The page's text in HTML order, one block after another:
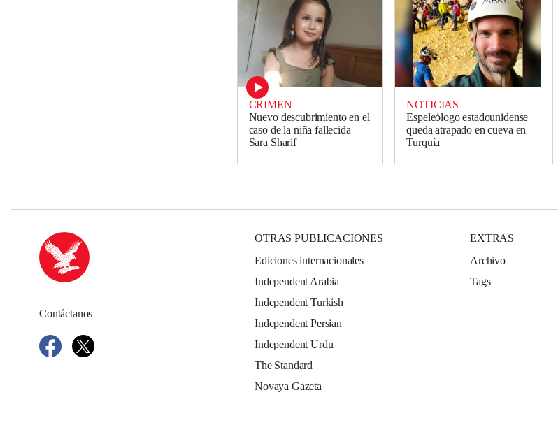
CRIMEN
Nuevo descubrimiento en el
caso de la niña fallecida
Sara Sharif
NOTICIAS
Espeleólogo estadounidense
queda atrapado en cueva en
Turquía
Contáctanos
OTRAS PUBLICACIONES
Ediciones internacionales
Independent Arabia
Independent Turkish
Independent Persian
Independent Urdu
The Standard
Novaya Gazeta
EXTRAS
Archivo
Tags